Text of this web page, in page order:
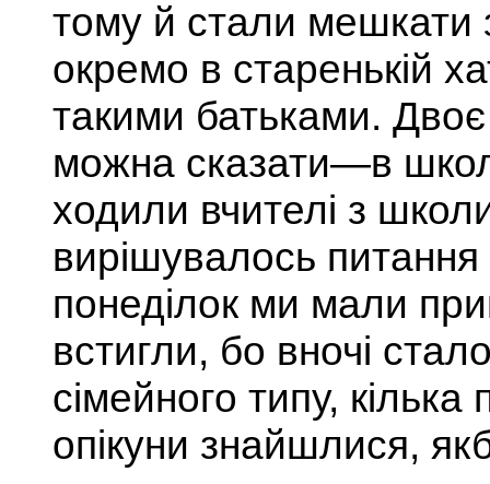
тому й стали мешкати
окремо в старенькій
такими батьками.
можна сказати—в
ходили вчителі з
вирішувалось питання
понеділок ми мали
встигли, бо вночі
сімейного типу,
опікуни знайшлися,